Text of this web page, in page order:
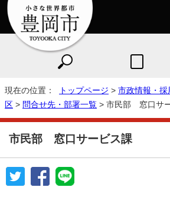
現在の位置： トップページ > 市政情報・採
区 > 問合せ先・部署一覧 > 市民部 窓口サ
市民部 窓口サービス課